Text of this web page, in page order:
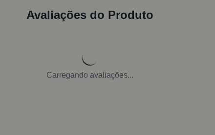
Avaliações do Produto
Carregando avaliações...